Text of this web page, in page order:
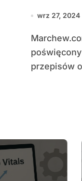
wrz 27, 2024
Marchew.com to portal, który w pełni
przepisów